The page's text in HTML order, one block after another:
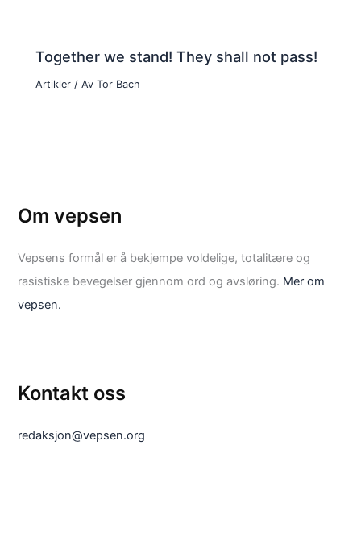
Together we stand! They shall not pass!
Artikler / Av Tor Bach
Om vepsen
Vepsens formål er å bekjempe voldelige, totalitære og
rasistiske bevegelser gjennom ord og avsløring. Mer om
vepsen.
Kontakt oss
redaksjon@vepsen.org